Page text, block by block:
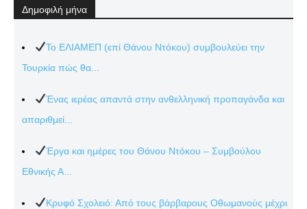
Δημοφιλή μήνα
Το ΕΛΙΑΜΕΠ (επί Θάνου Ντόκου) συμβουλεύει την
Τουρκία πώς θα...
Ένας ιερέας απαντά στην ανθελληνική προπαγάνδα και
απαριθμεί...
Έργα και ημέρες του Θάνου Ντόκου – Συμβούλου
Εθνικής Α...
Κρυφό Σχολειό: Από τους βάρβαρους Οθωμανούς μέχρι